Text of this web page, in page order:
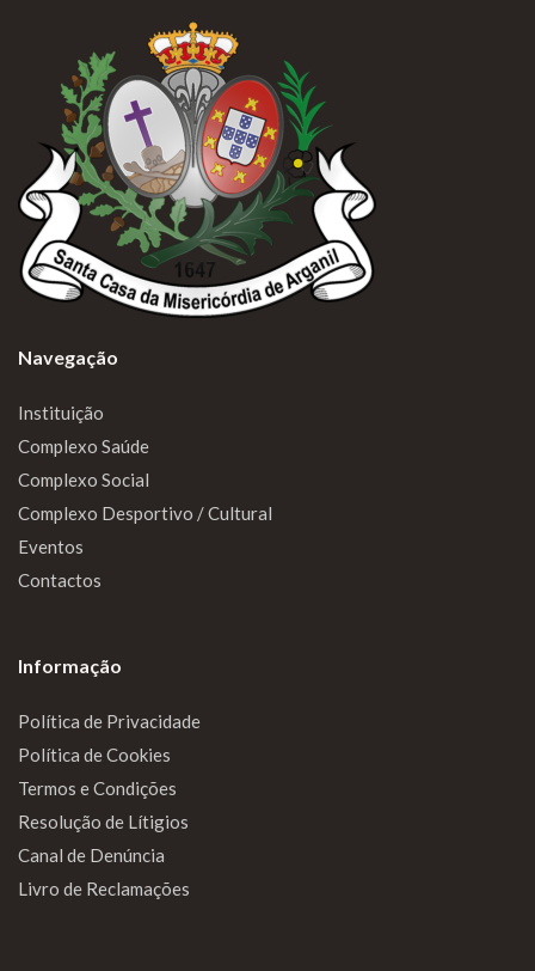
Navegação
Instituição
Complexo Saúde
Complexo Social
Complexo Desportivo / Cultural
Eventos
Contactos
Informação
Política de Privacidade
Política de Cookies
Termos e Condições
Resolução de Lítigios
Canal de Denúncia
Livro de Reclamações